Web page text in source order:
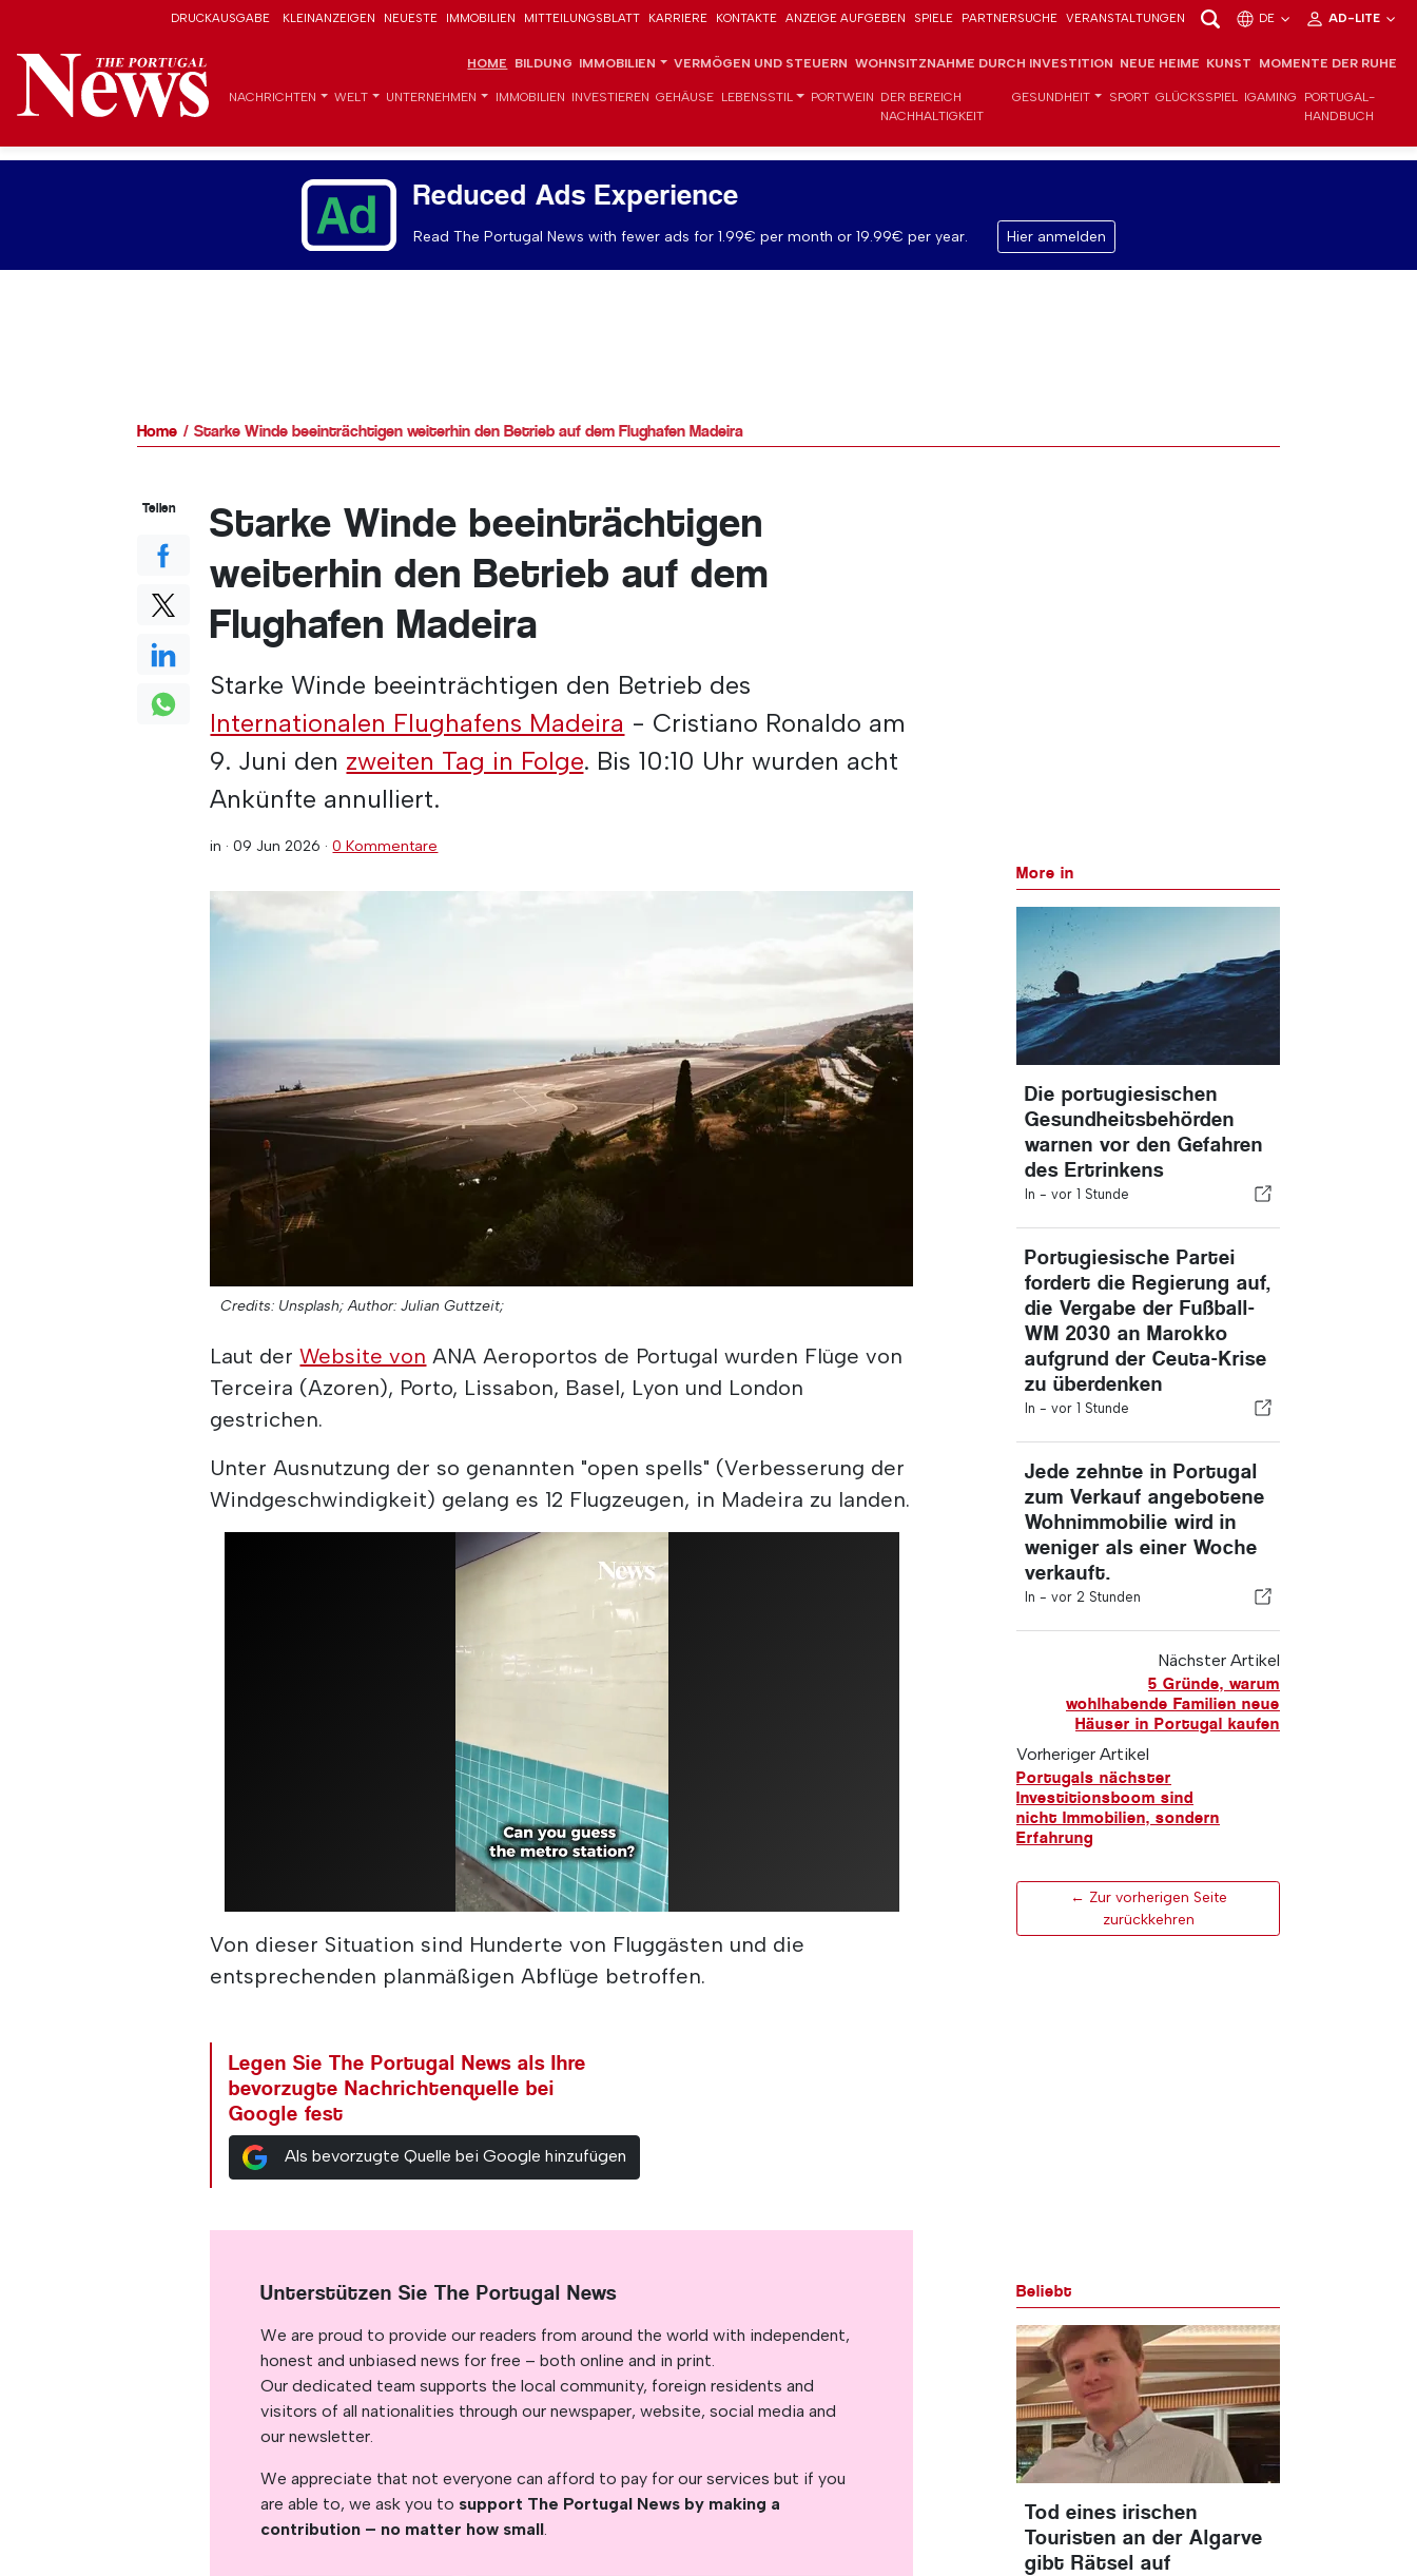
DRUCKAUSGABE KLEINANZEIGEN NEUESTE IMMOBILIEN MITTEILUNGSBLATT KARRIERE KONTAKTE ANZEIGE AUFGEBEN SPIELE PARTNERSUCHE VERANSTALTUNGEN DE AD-LITE
HOME BILDUNG IMMOBILIEN VERMÖGEN UND STEUERN WOHNSITZNAHME DURCH INVESTITION NEUE HEIME KUNST MOMENTE DER RUHE
NACHRICHTEN WELT UNTERNEHMEN IMMOBILIEN INVESTIEREN GEHÄUSE LEBENSSTIL PORTWEIN DER BEREICH
NACHHALTIGKEIT
GESUNDHEIT SPORT GLÜCKSSPIEL IGAMING
PORTUGAL-
HANDBUCH
Reduced Ads Experience
Read The Portugal News with fewer ads for 1.99€ per month or 19.99€ per year. Hier anmelden
Home Starke Winde beeinträchtigen weiterhin den Betrieb auf dem Flughafen Madeira
Starke Winde beeinträchtigen
weiterhin den Betrieb auf dem
Flughafen Madeira
Starke Winde beeinträchtigen den Betrieb des
Internationalen Flughafens Madeira - Cristiano Ronaldo am
9. Juni den zweiten Tag in Folge. Bis 10:10 Uhr wurden acht
Ankünfte annulliert.
in ·09 Jun 2026 ·0 Kommentare
Credits: Unsplash; Author: Julian Guttzeit;
Laut derWebsite von ANA Aeroportos de Portugal wurden Flüge von
Terceira (Azoren), Porto, Lissabon, Basel, Lyon und London
gestrichen.
Unter Ausnutzung der so genannten "open spells" (Verbesserung der
Windgeschwindigkeit) gelang es 12 Flugzeugen, in Madeira zu landen.
Von dieser Situation sind Hunderte von Fluggästen und die
entsprechenden planmäßigen Abflüge betroffen.
Legen Sie The Portugal News als Ihre
bevorzugte Nachrichtenquelle bei
Google fest
Als bevorzugte Quelle bei Google hinzufügen
Teilen
More in
Die portugiesischen
Gesundheitsbehörden
warnen vor den Gefahren
des Ertrinkens
In - vor 1 Stunde
Portugiesische Partei
fordert die Regierung auf,
die Vergabe der Fußball-
WM 2030 an Marokko
aufgrund der Ceuta-Krise
zu überdenken
In - vor 1 Stunde
Jede zehnte in Portugal
zum Verkauf angebotene
Wohnimmobilie wird in
weniger als einer Woche
verkauft.
In - vor 2 Stunden
Nächster Artikel
5 Gründe, warum
wohlhabende Familien neue
Häuser in Portugal kaufen
Vorheriger Artikel
Portugals nächster
Investitionsboom sind
nicht Immobilien, sondern
Erfahrung
← Zur vorherigen Seite
zurückkehren
Unterstützen Sie The Portugal News
We are proud to provide our readers from around the world with independent,
honest and unbiased news for free – both online and in print.
Our dedicated team supports the local community, foreign residents and
visitors of all nationalities through our newspaper, website, social media and
our newsletter.
We appreciate that not everyone can afford to pay for our services but if you
are able to, we ask you to support The Portugal News by making a
contribution – no matter how small.
Beliebt
Tod eines irischen
Touristen an der Algarve
gibt Rätsel auf